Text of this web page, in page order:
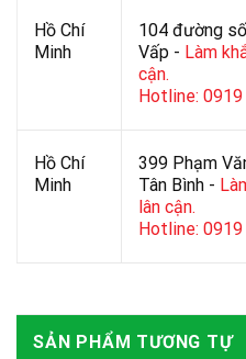
Hồ Chí
Minh
104 đường
Vấp - Làm
cận.
Hotline:
Hồ Chí
Minh
399 Phạm
Tân Bình -
lân cận.
Hotline:
SẢN PHẨM TƯƠNG TỰ